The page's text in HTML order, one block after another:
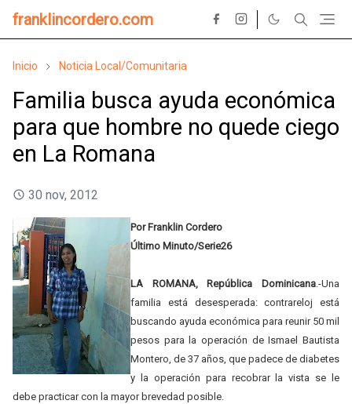
franklincordero.com
Inicio Noticia Local/Comunitaria
Familia busca ayuda económica
para que hombre no quede ciego
en La Romana
30 nov, 2012
Por Franklin Cordero
Último Minuto/Serie26
LA ROMANA, República Dominicana.-Una
familia está desesperada: contrareloj está
buscando ayuda económica para reunir 50 mil
pesos para la operación de Ismael Bautista
Montero, de 37 años, que padece de diabetes
y la operación para recobrar la vista se le
debe practicar con la mayor brevedad posible.